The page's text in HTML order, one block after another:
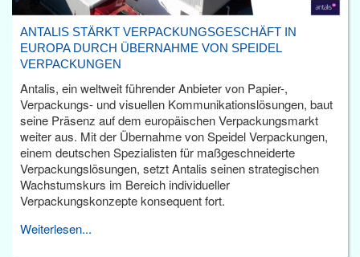
ANTALIS STÄRKT VERPACKUNGSGESCHÄFT IN
EUROPA DURCH ÜBERNAHME VON SPEIDEL
VERPACKUNGEN
Antalis, ein weltweit führender Anbieter von Papier-,
Verpackungs- und visuellen Kommunikationslösungen, baut
seine Präsenz auf dem europäischen Verpackungsmarkt
weiter aus. Mit der Übernahme von Speidel Verpackungen,
einem deutschen Spezialisten für maßgeschneiderte
Verpackungslösungen, setzt Antalis seinen strategischen
Wachstumskurs im Bereich individueller
Verpackungskonzepte konsequent fort.
Weiterlesen...